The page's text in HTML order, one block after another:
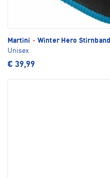
Martini · Winter Hero Stirnband
Unisex
€ 39,99